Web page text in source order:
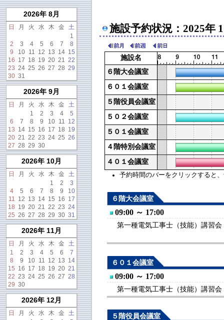
施設予約状況：2025年
施設名
予約時間のバーをクリックすると
６階大会議室
６０１会議室
５階役員会議室
５０２会議室
５０１会議室
４階特別会議室
４０１会議室
６階大会議室
09:00 ～ 17:00
第一種電気工事士（技能）講習会
６０１会議室
09:00 ～ 17:00
第一種電気工事士（技能）講習
５階役員会議室
2026年 8月
日 月 火 水 木 金
土
1
2
3 4 5 6 7
8
9
10 11 12 13 14 15
16 17 18 19 20 21 22
23 24 25 26 27 28 29
30 31
2026年 9月
日 月 火 水 木 金
土
1
2 3 4
5
6
7 8 9 10 11 12
13 14 15 16 17 18 19
20 21 22 23 24 25 26
27 28 29 30
2026年 10月
日 月 火 水 木 金
土
1
2
3
4
5 6 7 8 9
10
11 12 13 14 15 16 17
18 19 20 21 22 23 24
25 26 27 28 29 30 31
2026年 11月
日 月 火 水 木 金
土
1
2 3 4 5 6
7
8
9 10 11 12 13 14
15 16 17 18 19 20 21
22 23 24 25 26 27 28
29 30
2026年 12月
日 月 火 水 木 金
土